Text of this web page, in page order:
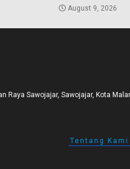
August 9, 2026
Raya Sawojajar, Sawojajar, Kota
Tentang Kami